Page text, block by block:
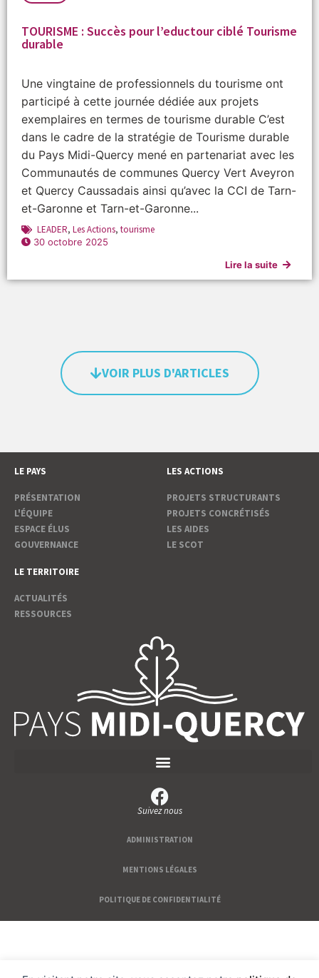
TOURISME : Succès pour l’eductour ciblé Tourisme
durable
Une vingtaine de professionnels du tourisme ont
participé à cette journée dédiée aux projets
exemplaires en termes de tourisme durable C’est
dans le cadre de la stratégie de Tourisme durable
du Pays Midi-Quercy mené en partenariat avec les
Communautés de communes Quercy Vert Aveyron
et Quercy Caussadais ainsi qu’avec la CCI de Tarn-
et-Garonne et Tarn-et-Garonne...
LEADER, Les Actions, tourisme
30 octobre 2025
Lire la suite
VOIR PLUS D'ARTICLES
LE PAYS
PRÉSENTATION
L'ÉQUIPE
ESPACE ÉLUS
GOUVERNANCE
LES ACTIONS
PROJETS STRUCTURANTS
PROJETS CONCRÉTISÉS
LES AIDES
LE SCOT
LE TERRITOIRE
ACTUALITÉS
RESSOURCES
Suivez nous
ADMINISTRATION
MENTIONS LÉGALES
POLITIQUE DE CONFIDENTIALITÉ